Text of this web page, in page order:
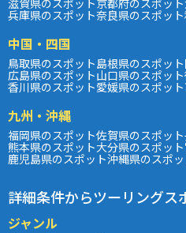
兵庫県のスポット奈良県のスポット
中国・四国
鳥取県のスポット島根県のスポット
広島県のスポット山口県のスポット
香川県のスポット愛媛県のスポット
九州・沖縄
福岡県のスポット佐賀県のスポット
熊本県のスポット大分県のスポット
鹿児島県のスポット沖縄県のスポッ
詳細条件からツーリングス
ジャンル